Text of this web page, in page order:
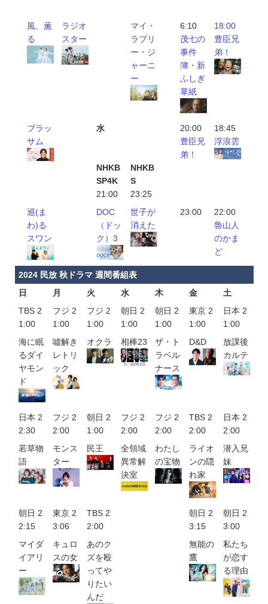
風、薫
る
ラジオ
スター
マイ・
ラブリ
ー・ジ
ャーニ
ー
6:10
茂七の
事件
簿・新
ふしぎ
草紙
18:00
豊臣兄
弟！
ブラッ
サム
水
NHKB
SP4K
21:00
NHKB
S
23:25
20:00
豊臣兄
弟！
18:45
浮浪雲
巡(ま
わ)る
スワン
DOC
（ドッ
ク）3
世子が
消えた
23:00
22:00
魯山人
のかま
ど
2024 民放 秋ドラマ 週間番組表
日
月 火 水 木 金
土
TBS 2
1:00
フジ 2
1:00
フジ 2
1:00
朝日 2
1:00
朝日 2
1:00
東京 2
1:00
日本 2
1:00
海に眠
るダイ
ヤモン
ド
噓解き
レトリ
ック
オクラ 相棒23
ザ・ト
ラベル
ナース
D&D
放課後
カルテ
日本 2
2:30
フジ 2
2:00
朝日 2
1:00
フジ 2
2:00
フジ 2
2:00
TBS 2
2:00
日本 2
2:00
若草物
語
モンス
ター
民王
全領域
異常解
決室
わたし
の宝物
ライオ
ンの隠
れ家
潜入兄
妹
朝日 2
2:15
東京 2
3:06
TBS 2
2:00
朝日 2
3:15
朝日 2
3:00
マイダ
イアリ
ー
キュロ
スの女
あのク
ズを殴
ってや
りたい
んだ
無能の
鷹
私たち
が恋す
る理由